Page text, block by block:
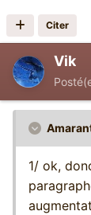
Citer
Vik
1/ ok,